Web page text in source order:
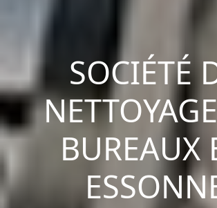
SOCIÉTÉ
BUREAUX